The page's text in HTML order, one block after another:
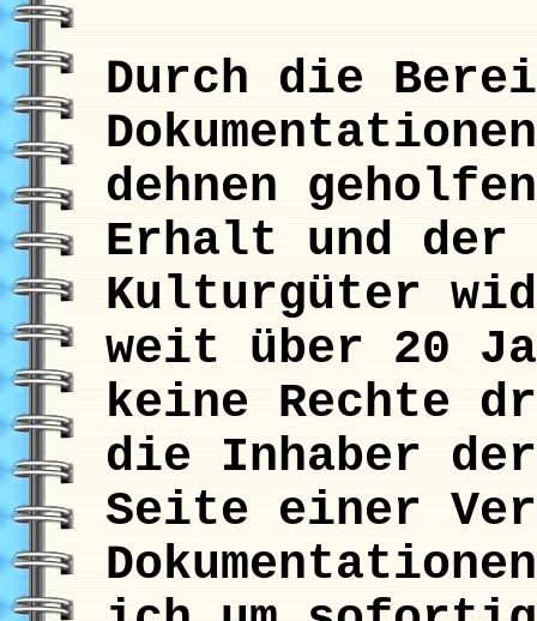
Durch die
dehnen
Erhalt und der
Kulturgüter
weit über 20
keine Rechte
die Inhaber
Seite einer